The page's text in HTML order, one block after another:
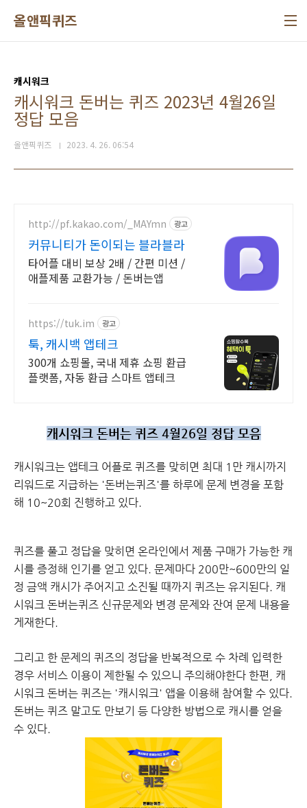
올앤픽퀴즈
캐시워크
캐시워크 돈버는 퀴즈 2023년 4월26일
정답 모음
올앤픽퀴즈 2023. 4. 26. 06:54
http://pf.kakao.com/_MAYmn 광고
커뮤니티가 돈이되는 블라블라
타어플 대비 보상 2배 / 간편 미션 /
애플제품 교환가능 / 돈버는앱
https://tuk.im 광고
툭, 캐시백 앱테크
300개 쇼핑몰, 국내 제휴 쇼핑 환급
플랫폼, 자동 환급 스마트 앱테크
캐시워크 돈버는 퀴즈 4월26일 정답 모음
캐시워크는 앱테크 어플로 퀴즈를 맞히면 최대 1만 캐시까지
리워드로 지급하는 '돈버는퀴즈'를 하루에 문제 변경을 포함
해 10~20회 진행하고 있다.
퀴즈를 풀고 정답을 맞히면 온라인에서 제품 구매가 가능한 캐
시를 증정해 인기를 얻고 있다. 문제마다 200만~600만의 일
정 금액 캐시가 주어지고 소진될 때까지 퀴즈는 유지된다. 캐
시워크 돈버는퀴즈 신규문제와 변경 문제와 잔여 문제 내용을
게재한다.
그리고 한 문제의 퀴즈의 정답을 반복적으로 수 차례 입력한
경우 서비스 이용이 제한될 수 있으니 주의해야한다 한편, 캐
시워크 돈버는 퀴즈는 '캐시워크' 앱을 이용해 참여할 수 있다.
돈버는 퀴즈 말고도 만보기 등 다양한 방법으로 캐시를 얻을
수 있다.